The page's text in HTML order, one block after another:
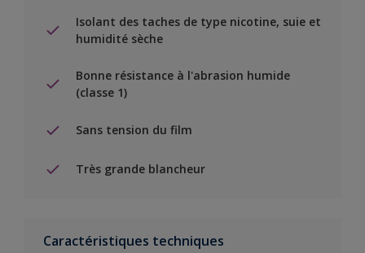
Isolant des taches de type nicotine, suie et
humidité sèche
Bonne résistance à l'abrasion humide
(classe 1)
Sans tension du film
Très grande blancheur
Caractéristiques techniques